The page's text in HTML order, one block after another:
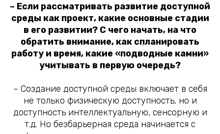
– Если рассматривать развитие доступной
среды как проект, какие основные стадии
в его развитии? С чего начать, на что
обратить внимание, как спланировать
работу и время, какие «подводные камни»
учитывать в первую очередь?
– Создание доступной среды включает в себя
не только физическую доступность, но и
доступность интеллектуальную, сенсорную и
т.д. Но безбарьерная среда начинается с